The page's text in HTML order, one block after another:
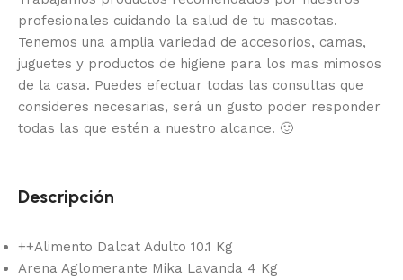
profesionales cuidando la salud de tu mascotas.
Tenemos una amplia variedad de accesorios, camas,
juguetes y productos de higiene para los mas mimosos
de la casa. Puedes efectuar todas las consultas que
consideres necesarias, será un gusto poder responder
todas las que estén a nuestro alcance. 🙂
Descripción
++Alimento Dalcat Adulto 10.1 Kg
Arena Aglomerante Mika Lavanda 4 Kg